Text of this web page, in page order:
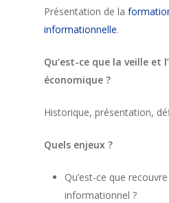
Présentation de la
informationnelle.
Qu’est-ce que la veille et
économique ?
Historique, présentation,
Quels enjeux ?
Qu’est-ce que
informationnel ?